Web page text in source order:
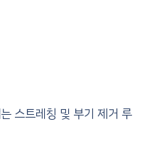
스트레칭 및 부기 제거 루